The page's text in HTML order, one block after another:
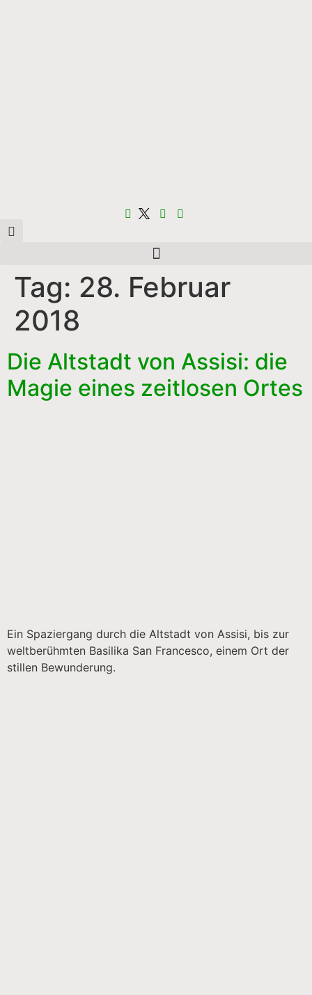
Tag: 28. Februar
2018
Die Altstadt von Assisi: die
Magie eines zeitlosen Ortes
Ein Spaziergang durch die Altstadt von Assisi, bis zur
weltberühmten Basilika San Francesco, einem Ort der
stillen Bewunderung.